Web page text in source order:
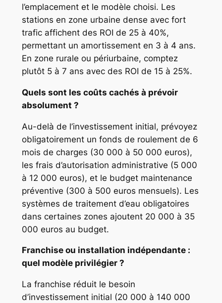
l’emplacement et le modèle choisi. Les
stations en zone urbaine dense avec fort
trafic affichent des ROI de 25 à 40%,
permettant un amortissement en 3 à 4 ans.
En zone rurale ou périurbaine, comptez
plutôt 5 à 7 ans avec des ROI de 15 à 25%.
Quels sont les coûts cachés à prévoir
absolument ?
Au-delà de l’investissement initial, prévoyez
obligatoirement un fonds de roulement de 6
mois de charges (30 000 à 50 000 euros),
les frais d’autorisation administrative (5 000
à 12 000 euros), et le budget maintenance
préventive (300 à 500 euros mensuels). Les
systèmes de traitement d’eau obligatoires
dans certaines zones ajoutent 20 000 à 35
000 euros au budget.
Franchise ou installation indépendante :
quel modèle privilégier ?
La franchise réduit le besoin
d’investissement initial (20 000 à 140 000